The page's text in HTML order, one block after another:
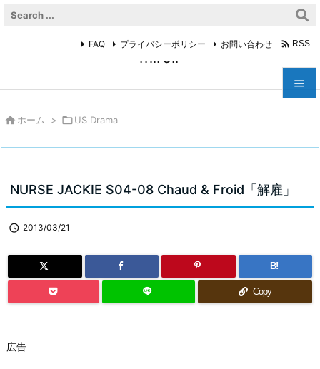
miroir



FAQ プライバシーポリシー お問い合わせ  RSS
 ホーム > US Drama
NURSE JACKIE S04-08 Chaud & Froid「解雇」
 2013/03/21
B!
Copy
広告